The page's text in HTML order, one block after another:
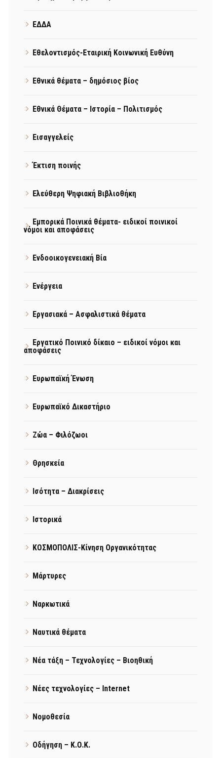
ΕΔΔΑ
Εθελοντισμός-Εταιρική Κοινωνική Ευθύνη
Εθνικά θέματα – δημόσιος βίος
Εθνικά Θέματα – Ιστορία – Πολιτισμός
Εισαγγελείς
Έκτιση ποινής
Ελεύθερη Ψηφιακή Βιβλιοθήκη
Εμπορικά Ποινικά θέματα- ειδικοί ποινικοί
νόμοι και αποφάσεις
Ενδοοικογενειακή Βία
Ενέργεια
Εργασιακά – Ασφαλιστικά θέματα
Εργατικό Ποινικό δίκαιο – ειδικοί νόμοι και
αποφάσεις
Ευρωπαϊκή Ένωση
Ευρωπαϊκό Δικαστήριο
Ζώα – Φιλόζωοι
Θρησκεία
Ισότητα – Διακρίσεις
Ιστορικά
ΚΟΣΜΟΠΟΛΙΣ-Κίνηση Οργανικότητας
Μάρτυρες
Ναρκωτικά
Ναυτικά θέματα
Νέα τάξη – Τεχνολογίες – Βιοηθική
Νέες τεχνολογίες – Internet
Νομοθεσία
Οδήγηση – Κ.Ο.Κ.